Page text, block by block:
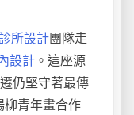
所設計團隊走
設計 。這座源
仍堅守著最傳
青年畫合作